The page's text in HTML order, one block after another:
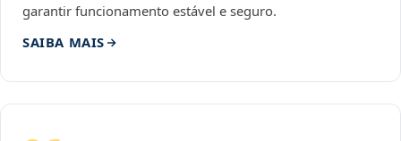
garantir funcionamento estável e seguro.
SAIBA MAIS